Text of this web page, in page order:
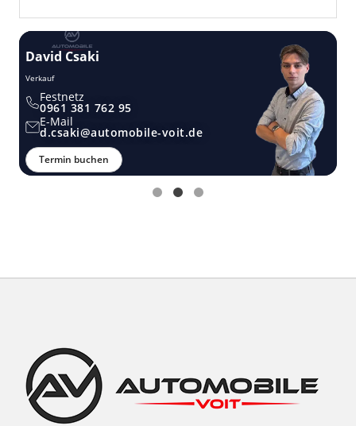
David Csaki
Verkauf
Festnetz
0961 381 762 95
E-Mail
d.csaki@automobile-voit.de
Termin buchen